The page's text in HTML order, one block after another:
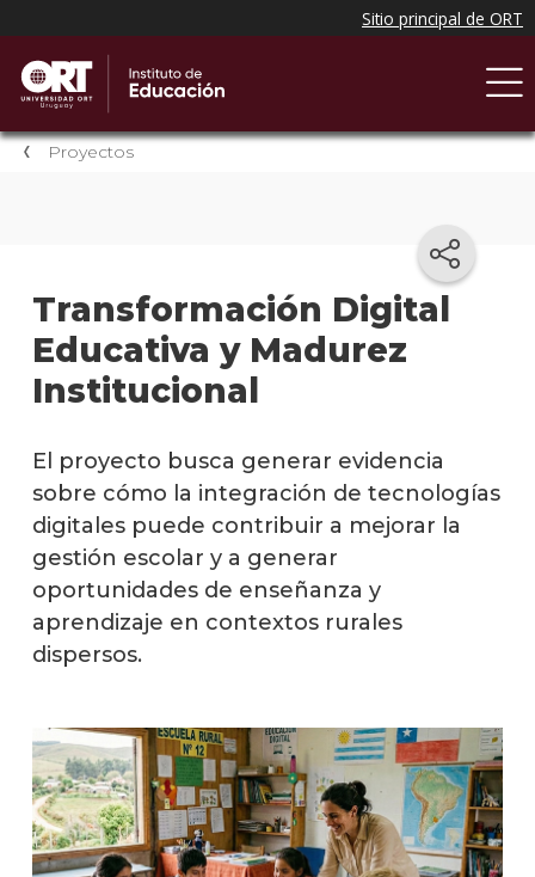
Proyectos
Transformación Digital
Educativa y Madurez
Institucional
El proyecto busca generar evidencia
sobre cómo la integración de tecnologías
digitales puede contribuir a mejorar la
gestión escolar y a generar
oportunidades de enseñanza y
aprendizaje en contextos rurales
dispersos.